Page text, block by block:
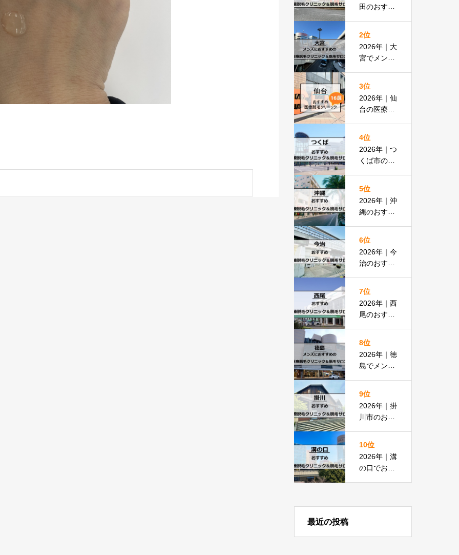
田のおすす
＆脱毛サロ
ン全8選
2位
2026年｜大
宮でメンズ
脱毛＆脱毛
サロン全16
選
3位
2026年｜仙
台の医療脱
払いOKの
安い医院も
紹介
4位
2026年｜つ
くば市のお
サロン全13
選
5位
2026年｜沖
縄のおすす
ン全19選
6位
2026年｜今
治のおすす
＆脱毛サロ
ン全13選
7位
2026年｜西
尾のおすす
＆脱毛サロ
ン全15選
8位
2026年｜徳
島でメンズ
脱毛＆脱毛
サロン全15
選
9位
2026年｜掛
川市のおす
毛クリニッ
ク＆脱毛サ
ロン全11選
10位
2026年｜溝
の口でおす
最近の投稿